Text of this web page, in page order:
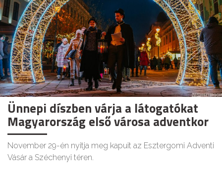
Ünnepi díszben várja a látogatókat
Magyarország első városa adventkor
November 29-én nyitja meg kapuit az Esztergomi Adventi
Vásár a Széchenyi téren.